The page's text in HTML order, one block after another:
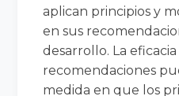
aplican principios y
en sus
desarrollo. La
recomendaciones
medida en que los